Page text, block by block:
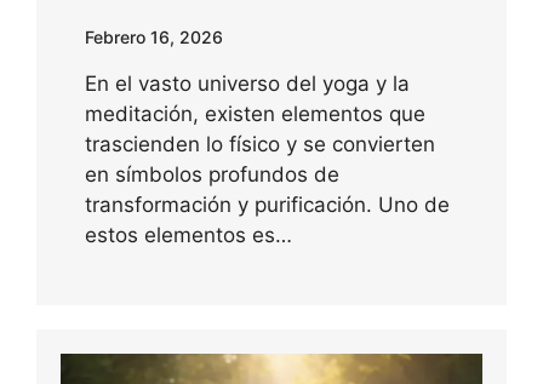
Febrero 16, 2026
En el vasto universo del yoga y la
meditación, existen elementos que
trascienden lo físico y se convierten
en símbolos profundos de
transformación y purificación. Uno de
estos elementos es…